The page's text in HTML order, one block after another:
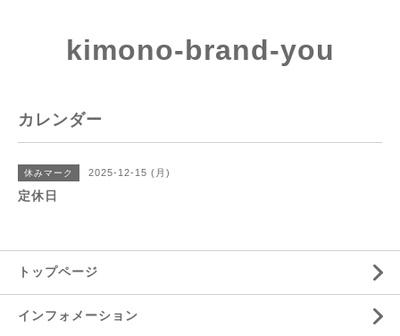
kimono-brand-you
カレンダー
休みマーク 2025-12-15 (月)
定休日
トップページ
インフォメーション